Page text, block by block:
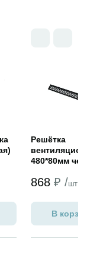
Решётка
480*80мм
868 ₽ /шт
В